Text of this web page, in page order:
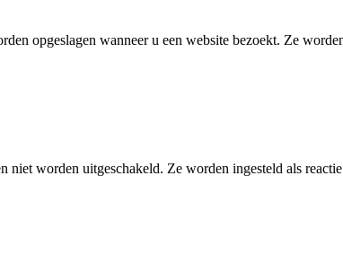
opgeslagen wanneer u een website bezoekt. Ze
worden uitgeschakeld. Ze worden ingesteld als